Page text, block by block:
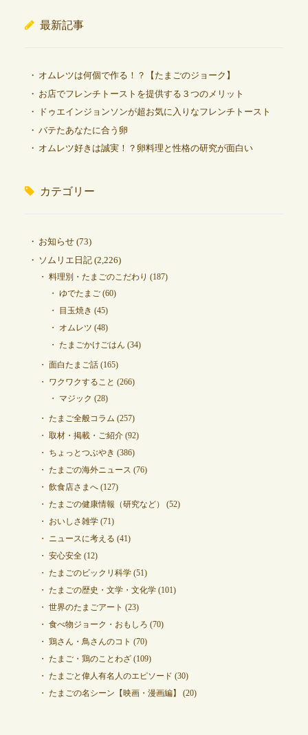
最新記事
オムレツは何個で作る！？【たまごのジョーク】
お店でフレンチトーストを提供する３つのメリット
ドゥエインジョンソンが超お気に入りなフレンチトースト
バテたあなたに合う卵
オムレツ好きは誠実！？卵料理と性格の研究が面白い
カテゴリー
お知らせ(73)
ソムリエ日記(2,226)
料理別・たまごのこだわり (187)
ゆでたまご(60)
目玉焼き (45)
オムレツ (48)
たまごかけごはん (34)
面白たまご話(165)
ワクワクすること (266)
マジック (28)
たまご全般コラム (257)
取材・掲載・ご紹介(92)
ちょっとつぶやき (386)
たまごの海外ニュース (76)
飲食店さまへ(127)
たまごの健康情報（研究など）
(52)
おいしさ雑学(71)
ニュースに考える (41)
安心安全(12)
たまごのビックリ科学(51)
たまごの歴史・文学・文化学(101)
世界のたまごアート (23)
食べ物ジョーク・おもしろ (70)
鶏さん・鳥さんのコト (70)
たまご・鶏のことわざ(109)
たまごと偉人有名人のエピソード (30)
たまごの名シーン【映画・漫画編】
(20)